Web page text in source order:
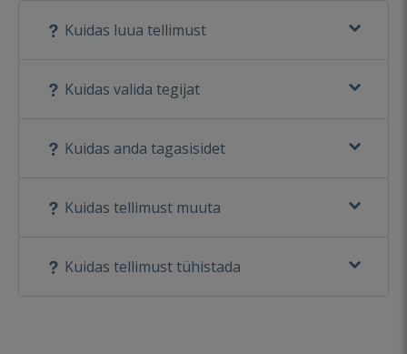
Kuidas luua tellimust
Kuidas valida tegijat
Kuidas anda tagasisidet
Kuidas tellimust muuta
Kuidas tellimust tühistada